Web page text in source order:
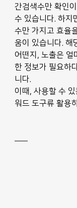
간검색수만 확인
수 있습니다. 하지
수만 가지고 효율
움이 있습니다. 해
어떤지, 노출은 얼
한 정보가 필요하
니다.
이때, 사용할 수 있
워드 도구류 활용